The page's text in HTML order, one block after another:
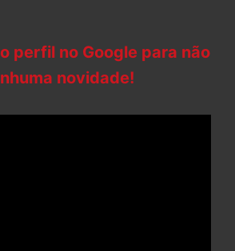
perfil no Google para não
novidade!